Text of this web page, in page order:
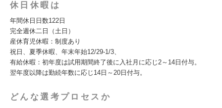
休日休暇は
年間休日日数122日
完全週休二日（土日）
産休育児休暇：制度あり
祝日、夏季休暇、年末年始12/29-1/3、
有給休暇：初年度は試用期間終了後に入社月に応じ2～14日付与。
翌年度以降は勤続年数に応じ14日～20日付与。
どんな選考プロセスか